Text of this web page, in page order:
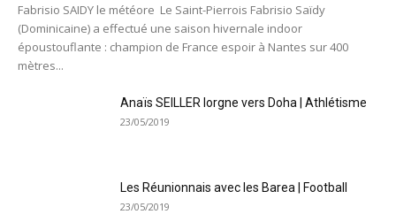
Fabrisio SAIDY le météore Le Saint-Pierrois Fabrisio Saïdy
(Dominicaine) a effectué une saison hivernale indoor
époustouflante : champion de France espoir à Nantes sur 400
mètres...
Anaïs SEILLER lorgne vers Doha | Athlétisme
23/05/2019
Les Réunionnais avec les Barea | Football
23/05/2019